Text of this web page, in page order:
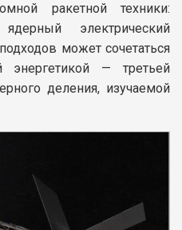
ракетной техники:
электрический
может сочетаться
энергетикой — третьей
деления, изучаемой